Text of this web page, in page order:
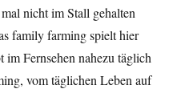
nicht im Stall gehalten
family farming spielt hier
im Fernsehen nahezu täglich
vom täglichen Leben auf